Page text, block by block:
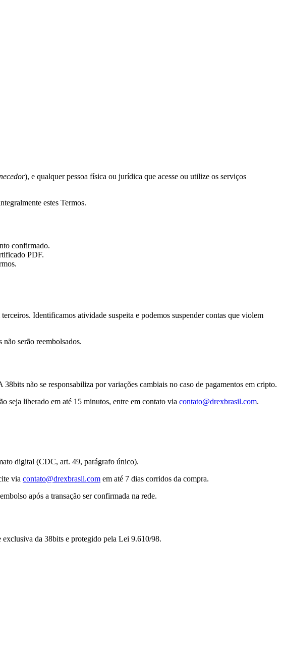
), e qualquer pessoa física ou jurídica que acesse ou utilize os serviços
estes Termos.
confirmado.
PDF.
Identificamos atividade suspeita e podemos suspender contas que violem
serão reembolsados.
38bits não se responsabiliza por variações cambiais no caso de pagamentos em cripto.
seja liberado em até 15 minutos, entre em contato via contato@drexbrasil.com.
digital (CDC, art. 49, parágrafo único).
via contato@drexbrasil.com em até 7 dias corridos da compra.
após a transação ser confirmada na rede.
da 38bits e protegido pela Lei 9.610/98.